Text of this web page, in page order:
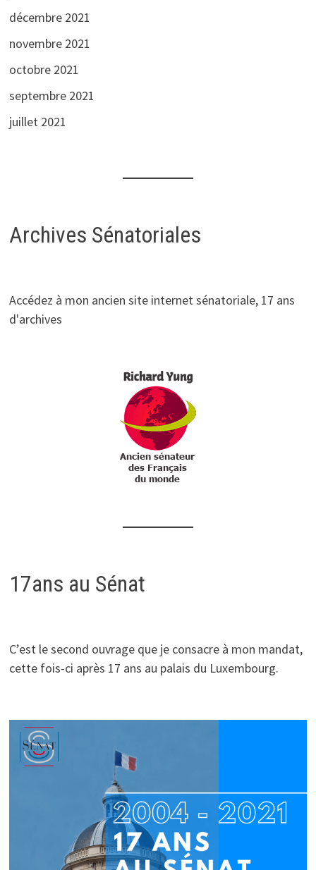
décembre 2021
novembre 2021
octobre 2021
septembre 2021
juillet 2021
Archives Sénatoriales
Accédez à mon ancien site internet sénatoriale, 17 ans
d'archives
17ans au Sénat
C’est le second ouvrage que je consacre à mon mandat,
cette fois-ci après 17 ans au palais du Luxembourg.